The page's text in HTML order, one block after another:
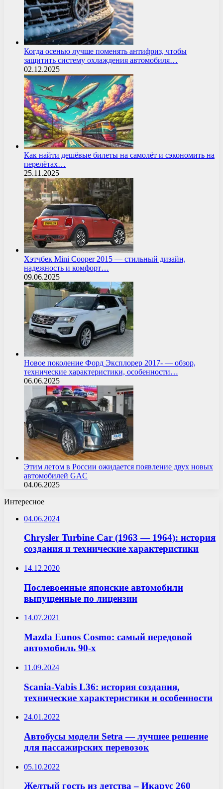
Когда осенью лучше поменять антифриз, чтобы
защитить систему охлаждения автомобиля…
02.12.2025
Как найти дешёвые билеты на самолёт и сэкономить на
перелётах…
25.11.2025
Хэтчбек Mini Cooper 2015 — стильный дизайн,
надежность и комфорт…
09.06.2025
Новое поколение Форд Эксплорер 2017- — обзор,
технические характеристики, особенности…
06.06.2025
Этим летом в России ожидается появление двух новых
автомобилей GAC
04.06.2025
Интересное
04.06.2024
Chrysler Turbine Car (1963 — 1964): история
создания и технические характеристики
14.12.2020
Послевоенные японские автомобили
выпущенные по лицензии
14.07.2021
Mazda Eunos Cosmo: самый передовой
автомобиль 90-х
11.09.2024
Scania-Vabis L36: история создания,
технические характеристики и особенности
24.01.2022
Автобусы модели Setra — лучшее решение
для пассажирских перевозок
05.10.2022
Желтый гость из детства – Икарус 260